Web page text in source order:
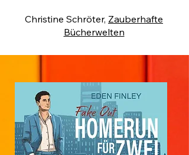
Christine Schröter, Zauberhafte
Bücherwelten